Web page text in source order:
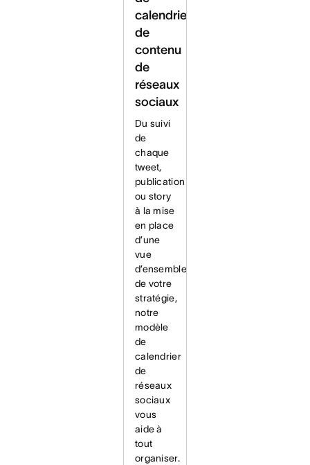
calendrier
de
contenu
de
réseaux
sociaux
Du suivi
de
chaque
tweet,
publication
ou story
à la mise
en place
d’une
vue
d’ensemble
de votre
stratégie,
notre
modèle
de
calendrier
de
réseaux
sociaux
vous
aide à
tout
organiser.